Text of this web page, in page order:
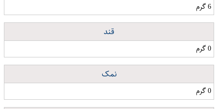
6 گرم
قند
0 گرم
نمک
0 گرم